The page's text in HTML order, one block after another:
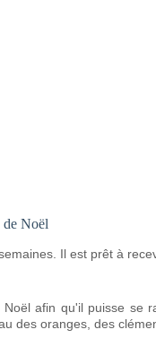
de Noël
Il est prêt à
afin qu'il puisse se
des oranges, des